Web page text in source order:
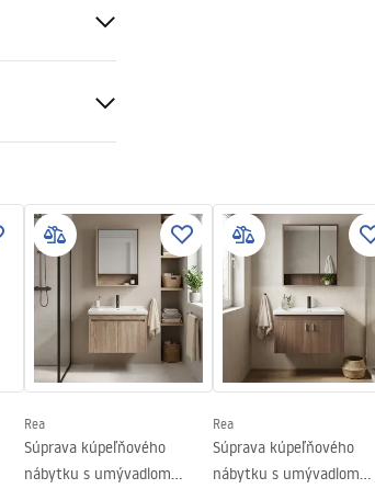
Rea
Súprava kúpeľňového
nábytku s umývadlom
Rea
Súprava kúpeľňového
nábytku s umývadlom